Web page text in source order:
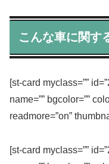
こんな車に関す
[st-card myclass=””
name=”” bgcolor=””
readmore=”on”
[st-card myclass=””